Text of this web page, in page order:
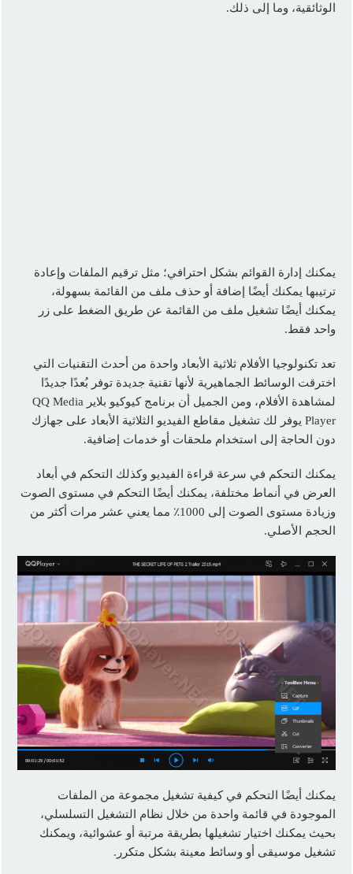
الوثائقية، وما إلى ذلك.
يمكنك إدارة القوائم بشكل احترافي؛ مثل ترقيم الملفات وإعادة
ترتيبها يمكنك أيضًا إضافة أو حذف ملف من القائمة بسهولة،
يمكنك أيضًا تشغيل ملف من القائمة عن طريق الضغط على زر
واحد فقط.
تعد تكنولوجيا الأفلام ثلاثية الأبعاد واحدة من أحدث التقنيات التي
اخترقت الوسائط الجماهيرية لأنها تقنية جديدة توفر بُعدًا جديدًا
لمشاهدة الأفلام، ومن الجميل أن برنامج كيوكيو بلاير QQ Media
Player يوفر لك تشغيل مقاطع الفيديو الثلاثية الأبعاد على جهازك
دون الحاجة إلى استخدام ملحقات أو خدمات إضافية.
يمكنك التحكم في سرعة قراءة الفيديو وكذلك التحكم في أبعاد
العرض في أنماط مختلفة، يمكنك أيضًا التحكم في مستوى الصوت
وزيادة مستوى الصوت إلى 1000٪ مما يعني عشر مرات أكثر من
الحجم الأصلي.
يمكنك أيضًا التحكم في كيفية تشغيل مجموعة من الملفات
الموجودة في قائمة واحدة من خلال نظام التشغيل التسلسلي،
بحيث يمكنك اختيار تشغيلها بطريقة مرتبة أو عشوائية، ويمكنك
تشغيل موسيقى أو وسائط معينة بشكل متكرر.